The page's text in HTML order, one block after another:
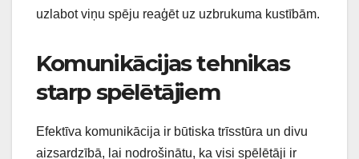
uzlabot viņu spēju reaģēt uz uzbrukuma kustībām.
Komunikācijas tehnikas
starp spēlētājiem
Efektīva komunikācija ir būtiska trīsstūra un divu
aizsardzībā, lai nodrošinātu, ka visi spēlētāji ir